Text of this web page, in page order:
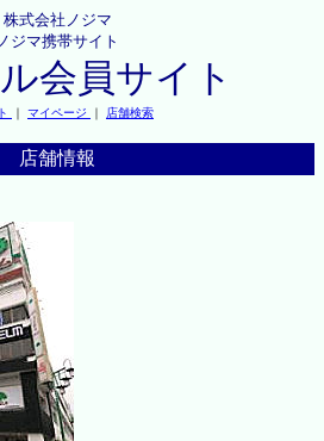
株式会社ノジマ
ジマ携帯サイト
会員サイト
｜ マイページ ｜ 店舗検索
店舗情報